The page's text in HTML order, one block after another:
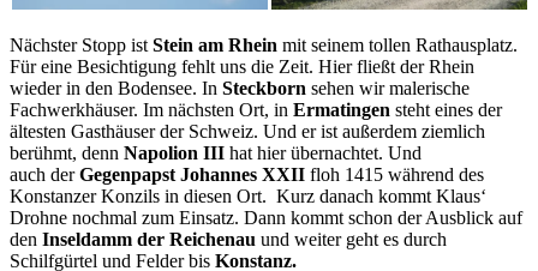
Nächster Stopp ist Stein am Rhein mit seinem tollen Rathausplatz.
Für eine Besichtigung fehlt uns die Zeit. Hier fließt der Rhein
wieder in den Bodensee. In Steckborn sehen wir malerische
Fachwerkhäuser. Im nächsten Ort, in Ermatingen steht eines der
ältesten Gasthäuser der Schweiz. Und er ist außerdem ziemlich
berühmt, denn Napolion III hat hier übernachtet. Und
auch derGegenpapst Johannes XXII floh 1415 während des
Konstanzer Konzils in diesen Ort. Kurz danach kommt Klaus‘
Drohne nochmal zum Einsatz. Dann kommt schon der Ausblick auf
den Inseldamm der Reichenau und weiter geht es durch
Schilfgürtel und Felder bis Konstanz.